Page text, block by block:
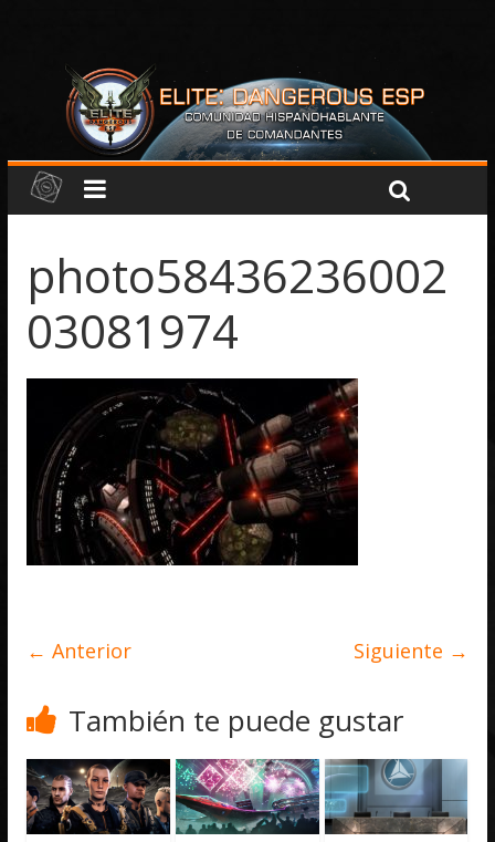
photo58436236002
03081974
← Anterior Siguiente →
También te puede gustar